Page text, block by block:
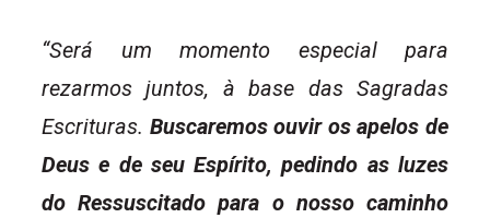
“Será um momento especial para
rezarmos juntos, à base das Sagradas
Escrituras. Buscaremos ouvir os apelos de
Deus e de seu Espírito, pedindo as luzes
do Ressuscitado para o nosso caminho